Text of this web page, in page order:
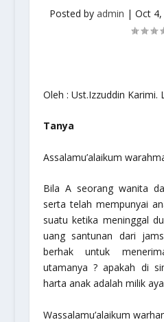
Posted by admin | Oct 4,
Oleh : Ust.Izzuddin Karimi.
Tanya
Assalamu’alaikum
Bila A seorang wanita
serta telah mempunyai
suatu ketika meninggal
uang santunan dari
berhak untuk
utamanya ? apakah di
harta anak adalah milik
Wassalamu’alaikum